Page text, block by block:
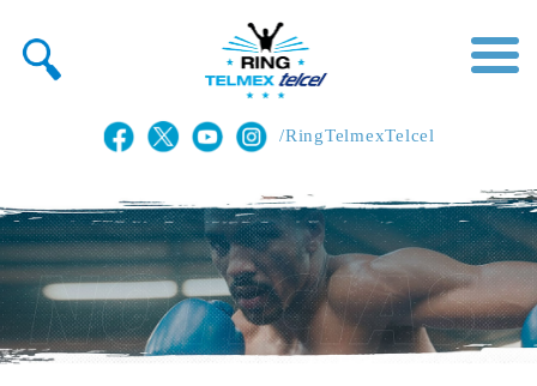
/RingTelmexTelcel